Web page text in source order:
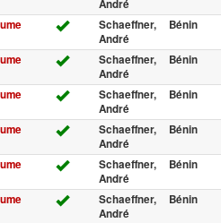
André
Schaeffner,
André
Bénin
Schaeffner,
André
Bénin
Schaeffner,
André
Bénin
Schaeffner,
André
Bénin
Schaeffner,
André
Bénin
Schaeffner,
André
Bénin